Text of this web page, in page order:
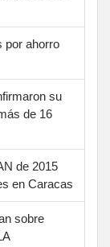
por ahorro
su
de 16
de 2015
en Caracas
sobre